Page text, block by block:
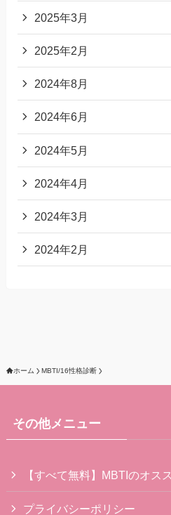
2025年3月
2025年2月
2024年8月
2024年6月
2024年5月
2024年4月
2024年3月
2024年2月
ホーム MBTI/16性格診断
その他メニュー
【すべて無料】MBTIのオス
プライバシーポリシー